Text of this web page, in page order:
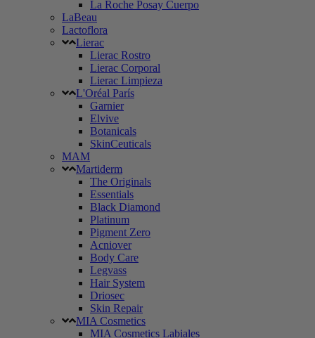
La Roche Posay Cuerpo
LaBeau
Lactoflora
Lierac
Lierac Rostro
Lierac Corporal
Lierac Limpieza
L'Oréal París
Garnier
Elvive
Botanicals
SkinCeuticals
MAM
Martiderm
The Originals
Essentials
Black Diamond
Platinum
Pigment Zero
Acniover
Body Care
Legvass
Hair System
Driosec
Skin Repair
MIA Cosmetics
MIA Cosmetics Labiales